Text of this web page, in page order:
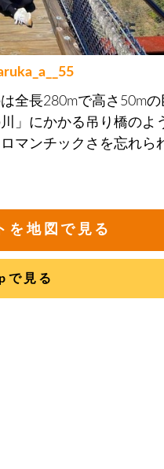
全長280mで高さ50m
」にかかる吊り橋のよ
マンチックさを忘れら
を地図で見る
見る